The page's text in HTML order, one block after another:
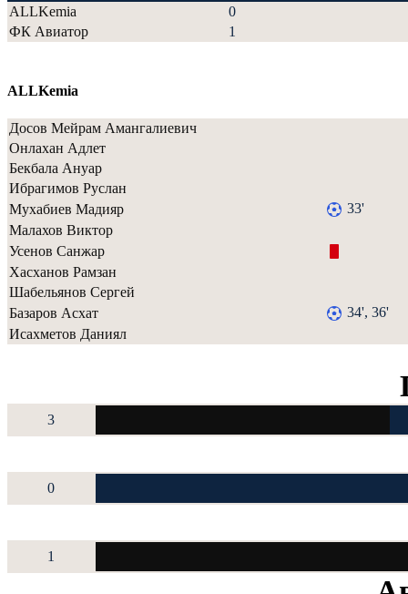
ALLKemia
0
ФК Авиатор
1
ALLKemia
Досов Мейрам Амангалиевич
Онлахан Адлет
Бекбала Ануар
Ибрагимов Руслан
Мухабиев Мадияр
33'
Малахов Виктор
Усенов Санжар
Хасханов Рамзан
Шабельянов Сергей
Базаров Асхат
34', 36'
Исахметов Даниял
3
0
1